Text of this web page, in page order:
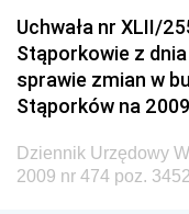
Dziennik
Narodowego i
Dziennik
Dziennik
Uchwała nr XLII/
Stąporkowie z
sprawie zmian w
Stąporków na
Dziennik Urzędowy
2009 nr 474 poz. 3452